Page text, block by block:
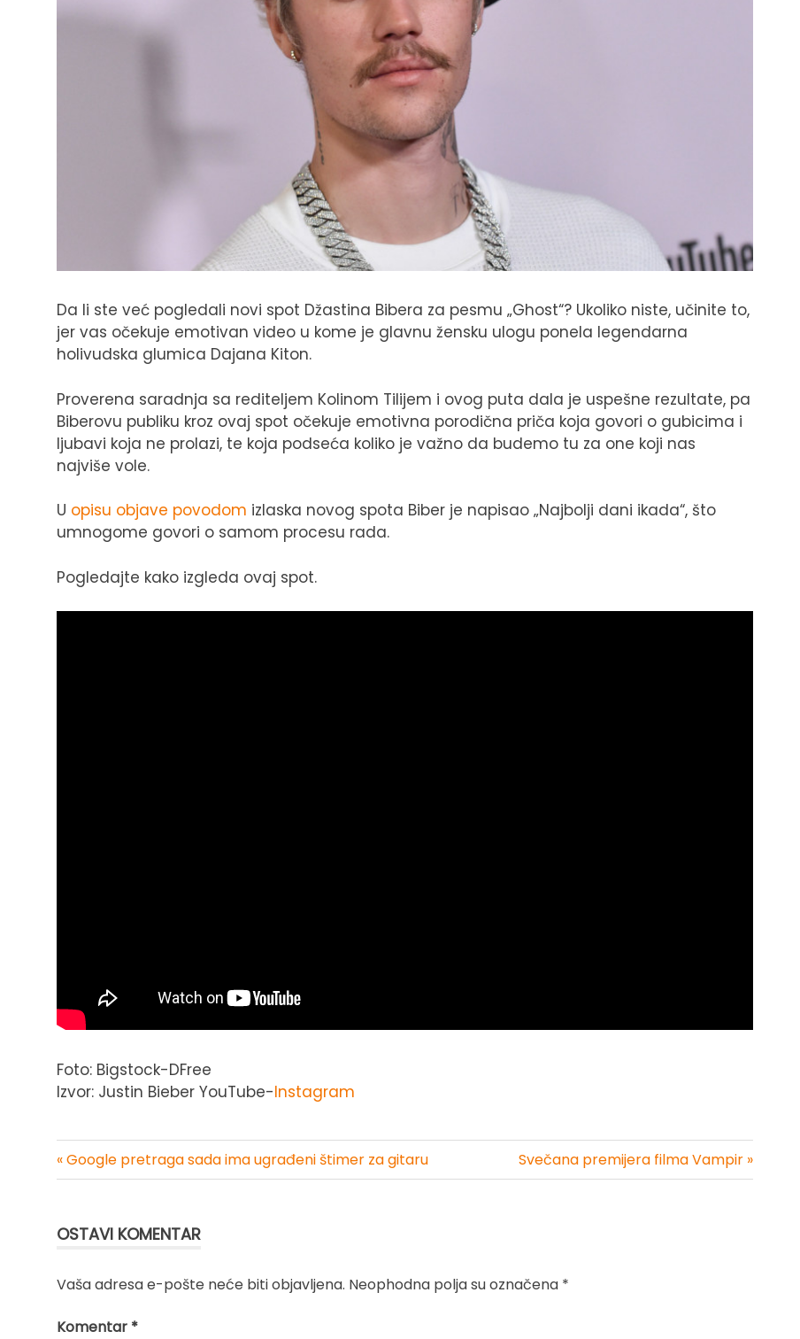
Da li ste već pogledali novi spot Džastina Bibera za pesmu „Ghost“? Ukoliko niste, učinite to,
jer vas očekuje emotivan video u kome je glavnu žensku ulogu ponela legendarna
holivudska glumica Dajana Kiton.
Proverena saradnja sa rediteljem Kolinom Tilijem i ovog puta dala je uspešne rezultate, pa
Biberovu publiku kroz ovaj spot očekuje emotivna porodična priča koja govori o gubicima i
ljubavi koja ne prolazi, te koja podseća koliko je važno da budemo tu za one koji nas
najviše vole.
U opisu objave povodom izlaska novog spota Biber je napisao „Najbolji dani ikada“, što
umnogome govori o samom procesu rada.
Pogledajte kako izgleda ovaj spot.
Foto: Bigstock-DFree
Izvor: Justin Bieber YouTube-Instagram
Kretanje
« Google pretraga sada ima ugrađeni štimer za gitaru Svečana premijera filma Vampir »
OSTAVI KOMENTAR
Vaša adresa e-pošte neće biti objavljena. Neophodna polja su označena *
Komentar *